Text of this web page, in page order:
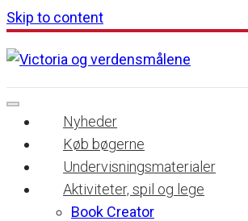
Skip to content
Nyheder
Køb bøgerne
Undervisningsmaterialer
Aktiviteter, spil og lege
Book Creator